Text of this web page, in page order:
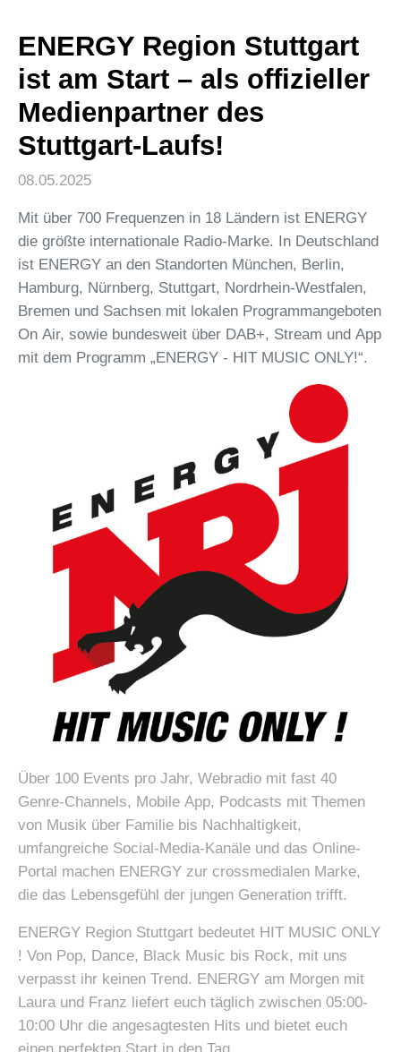
ENERGY Region Stuttgart
ist am Start – als offizieller
Medienpartner des
Stuttgart-Laufs!
08.05.2025
Mit über 700 Frequenzen in 18 Ländern ist ENERGY
die größte internationale Radio-Marke. In Deutschland
ist ENERGY an den Standorten München, Berlin,
Hamburg, Nürnberg, Stuttgart, Nordrhein-Westfalen,
Bremen und Sachsen mit lokalen Programmangeboten
On Air, sowie bundesweit über DAB+, Stream und App
mit dem Programm „ENERGY - HIT MUSIC ONLY!“.
Über 100 Events pro Jahr, Webradio mit fast 40
Genre-Channels, Mobile App, Podcasts mit Themen
von Musik über Familie bis Nachhaltigkeit,
umfangreiche Social-Media-Kanäle und das Online-
Portal machen ENERGY zur crossmedialen Marke,
die das Lebensgefühl der jungen Generation trifft.
ENERGY Region Stuttgart bedeutet HIT MUSIC ONLY
! Von Pop, Dance, Black Music bis Rock, mit uns
verpasst ihr keinen Trend. ENERGY am Morgen mit
Laura und Franz liefert euch täglich zwischen 05:00-
10:00 Uhr die angesagtesten Hits und bietet euch